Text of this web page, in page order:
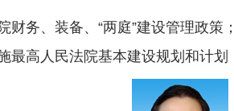
财务、装备、“两庭”建设管理政
高人民法院基本建设规划和计划